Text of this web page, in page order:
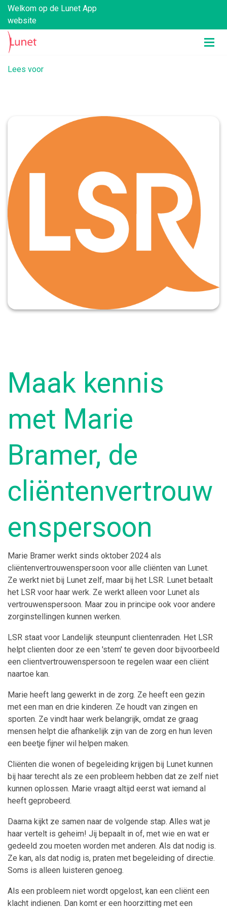
Welkom op de Lunet App
website
Lees voor
Maak kennis
met Marie
Bramer, de
cliëntenvertrouw
enspersoon
Marie Bramer werkt sinds oktober 2024 als
cliëntenvertrouwenspersoon voor alle cliënten van Lunet.
Ze werkt niet bij Lunet zelf, maar bij het LSR. Lunet betaalt
het LSR voor haar werk. Ze werkt alleen voor Lunet als
vertrouwenspersoon. Maar zou in principe ook voor andere
zorginstellingen kunnen werken.
LSR staat voor Landelijk steunpunt clientenraden. Het LSR
helpt clienten door ze een 'stem' te geven door bijvoorbeeld
een clientvertrouwenspersoon te regelen waar een cliënt
naartoe kan.
Marie heeft lang gewerkt in de zorg. Ze heeft een gezin
met een man en drie kinderen. Ze houdt van zingen en
sporten. Ze vindt haar werk belangrijk, omdat ze graag
mensen helpt die afhankelijk zijn van de zorg en hun leven
een beetje fijner wil helpen maken.
Cliënten die wonen of begeleiding krijgen bij Lunet kunnen
bij haar terecht als ze een probleem hebben dat ze zelf niet
kunnen oplossen. Marie vraagt altijd eerst wat iemand al
heeft geprobeerd.
Daarna kijkt ze samen naar de volgende stap. Alles wat je
haar vertelt is geheim! Jij bepaalt in of, met wie en wat er
gedeeld zou moeten worden met anderen. Als dat nodig is.
Ze kan, als dat nodig is, praten met begeleiding of directie.
Soms is alleen luisteren genoeg.
Als een probleem niet wordt opgelost, kan een cliënt een
klacht indienen. Dan komt er een hoorzitting met een